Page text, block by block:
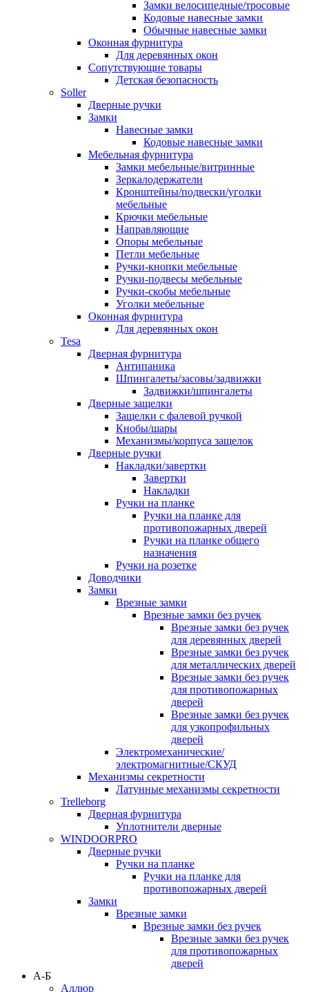
Замки велосипедные/тросовые
Кодовые навесные замки
Обычные навесные замки
Оконная фурнитура
Для деревянных окон
Сопутствующие товары
Детская безопасность
Soller
Дверные ручки
Замки
Навесные замки
Кодовые навесные замки
Мебельная фурнитура
Замки мебельные/витринные
Зеркалодержатели
Кронштейны/подвески/уголки
мебельные
Крючки мебельные
Направляющие
Опоры мебельные
Петли мебельные
Ручки-кнопки мебельные
Ручки-подвесы мебельные
Ручки-скобы мебельные
Уголки мебельные
Оконная фурнитура
Для деревянных окон
Tesa
Дверная фурнитура
Антипаника
Шпингалеты/засовы/задвижки
Задвижки/шпингалеты
Дверные защелки
Защелки с фалевой ручкой
Кнобы/шары
Механизмы/корпуса защелок
Дверные ручки
Накладки/завертки
Завертки
Накладки
Ручки на планке
Ручки на планке для
противопожарных дверей
Ручки на планке общего
назначения
Ручки на розетке
Доводчики
Замки
Врезные замки
Врезные замки без ручек
Врезные замки без ручек
для деревянных дверей
Врезные замки без ручек
для металлических дверей
Врезные замки без ручек
для противопожарных
дверей
Врезные замки без ручек
для узкопрофильных
дверей
Электромеханические/
электромагнитные/СКУД
Механизмы секретности
Латунные механизмы секретности
Trelleborg
Дверная фурнитура
Уплотнители дверные
WINDOORPRO
Дверные ручки
Ручки на планке
Ручки на планке для
противопожарных дверей
Замки
Врезные замки
Врезные замки без ручек
Врезные замки без ручек
для противопожарных
дверей
А-Б
Аллюр